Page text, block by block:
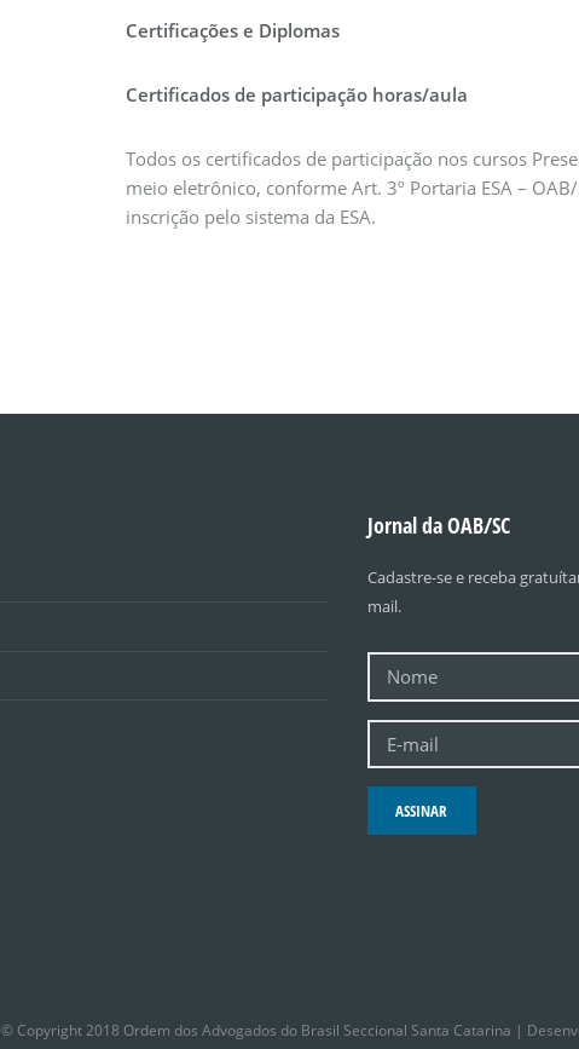
Certificações e Diplomas
Certificados de participação horas/aula
Todos os certificados de participação nos cursos
meio eletrônico, conforme Art. 3º Portaria ESA –
inscrição pelo sistema da ESA.
Jornal da OAB/SC
Cadastre-se e receba
mail.
ASSINAR
© Copyright 2018 Ordem dos Advogados do Brasil Seccional Santa Catarina |